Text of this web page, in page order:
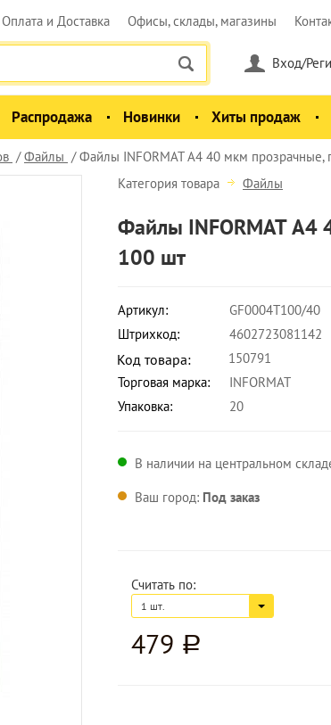
Оплата и Доставка Офисы, склады, магазины
Вход/
Распродажа Новинки Хиты продаж
Файлы Файлы INFORMAT А4 40 мкм прозрачные,
Категория товара Файлы
Файлы INFORMAT А4
100 шт
Артикул:
GF0004T100/40
Штрихкод:
4602723081142
Код товара:
150791
Торговая марка:
INFORMAT
Упаковка:
20
В наличии на центральном
Ваш город: Под заказ
Считать по:
1 шт.
479 a